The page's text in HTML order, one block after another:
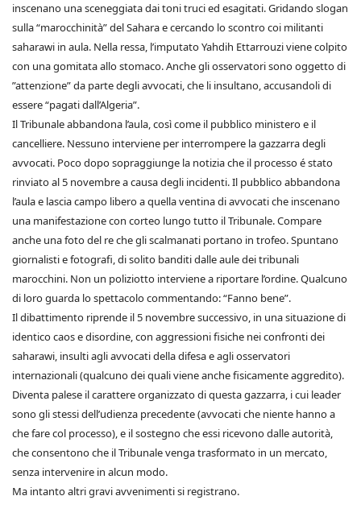
inscenano una sceneggiata dai toni truci ed esagitati. Gridando slogan
sulla “marocchinità” del Sahara e cercando lo scontro coi militanti
saharawi in aula. Nella ressa, l’imputato Yahdih Ettarrouzi viene colpito
con una gomitata allo stomaco. Anche gli osservatori sono oggetto di
”attenzione” da parte degli avvocati, che li insultano, accusandoli di
essere “pagati dall’Algeria”.
Il Tribunale abbandona l’aula, così come il pubblico ministero e il
cancelliere. Nessuno interviene per interrompere la gazzarra degli
avvocati. Poco dopo sopraggiunge la notizia che il processo é stato
rinviato al 5 novembre a causa degli incidenti. Il pubblico abbandona
l’aula e lascia campo libero a quella ventina di avvocati che inscenano
una manifestazione con corteo lungo tutto il Tribunale. Compare
anche una foto del re che gli scalmanati portano in trofeo. Spuntano
giornalisti e fotografi, di solito banditi dalle aule dei tribunali
marocchini. Non un poliziotto interviene a riportare l’ordine. Qualcuno
di loro guarda lo spettacolo commentando: “Fanno bene”.
Il dibattimento riprende il 5 novembre successivo, in una situazione di
identico caos e disordine, con aggressioni fisiche nei confronti dei
saharawi, insulti agli avvocati della difesa e agli osservatori
internazionali (qualcuno dei quali viene anche fisicamente aggredito).
Diventa palese il carattere organizzato di questa gazzarra, i cui leader
sono gli stessi dell’udienza precedente (avvocati che niente hanno a
che fare col processo), e il sostegno che essi ricevono dalle autorità,
che consentono che il Tribunale venga trasformato in un mercato,
senza intervenire in alcun modo.
Ma intanto altri gravi avvenimenti si registrano.